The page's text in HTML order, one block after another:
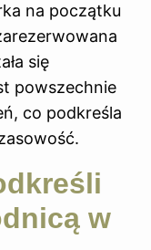
na początku
się
powszechnie
co podkreśla
w